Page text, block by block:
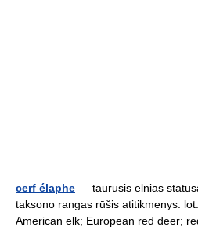
cerf élaphe — taurusis elnias
taksono rangas rūšis atitikmenys:
American elk; European red deer;